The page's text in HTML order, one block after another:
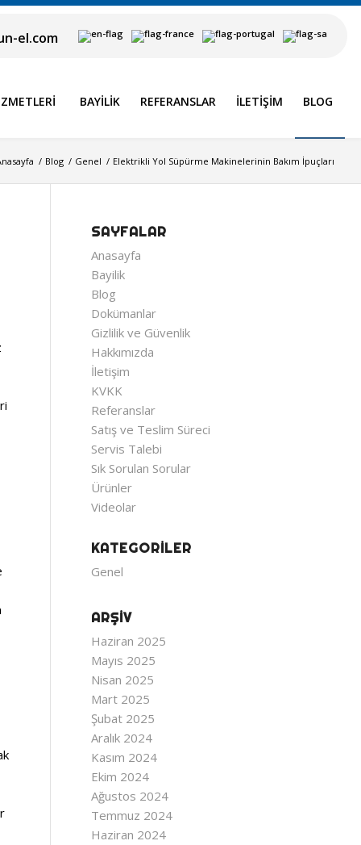
el.com
BAYILIK REFERANSLAR İLETIŞIM BLOG
/ Blog / Genel / Elektrikli Yol Süpürme Makinelerinin Bakım İpuçları
SAYFALAR
Anasayfa
Bayilik
Blog
Dokümanlar
Gizlilik ve Güvenlik
Hakkımızda
İletişim
KVKK
Referanslar
Satış ve Teslim Süreci
Servis Talebi
Sık Sorulan Sorular
Ürünler
Videolar
KATEGORILER
Genel
ARŞIV
Haziran 2025
Mayıs 2025
Nisan 2025
Mart 2025
Şubat 2025
Aralık 2024
Kasım 2024
Ekim 2024
Ağustos 2024
Temmuz 2024
Haziran 2024